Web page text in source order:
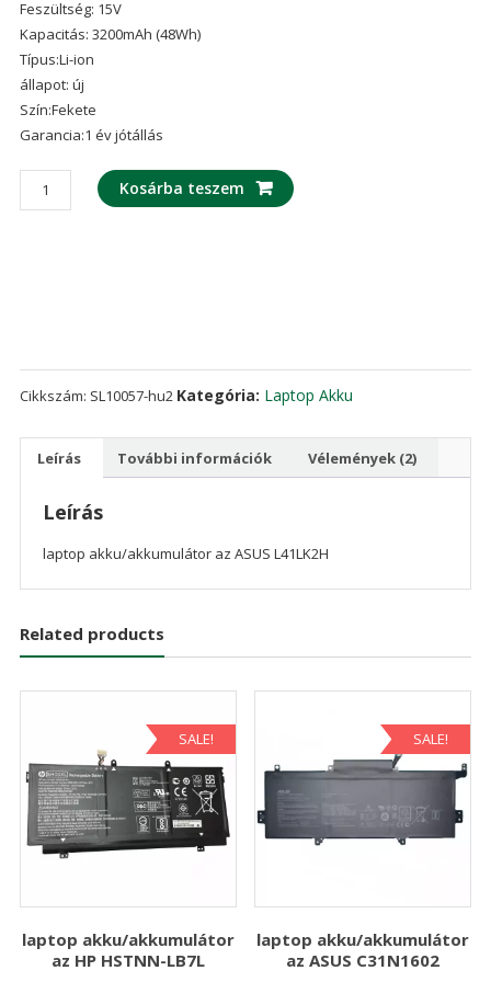
ből,
értékelés
alapján
Feszültség: 15V
Kapacitás: 3200mAh (48Wh)
Típus:Li-ion
állapot: új
Szín:Fekete
Garancia:1 év jótállás
laptop
akku/akkumulátor
Kosárba teszem
Cikkszám: SL10057-hu2 Kategória: Laptop Akku
Leírás További információk Vélemények (2)
Leírás
laptop akku/akkumulátor az ASUS L41LK2H
Related products
SALE!
laptop akku/akkumulátor
az HP HSTNN-LB7L
SALE!
laptop akku/akkumulátor
az ASUS C31N1602